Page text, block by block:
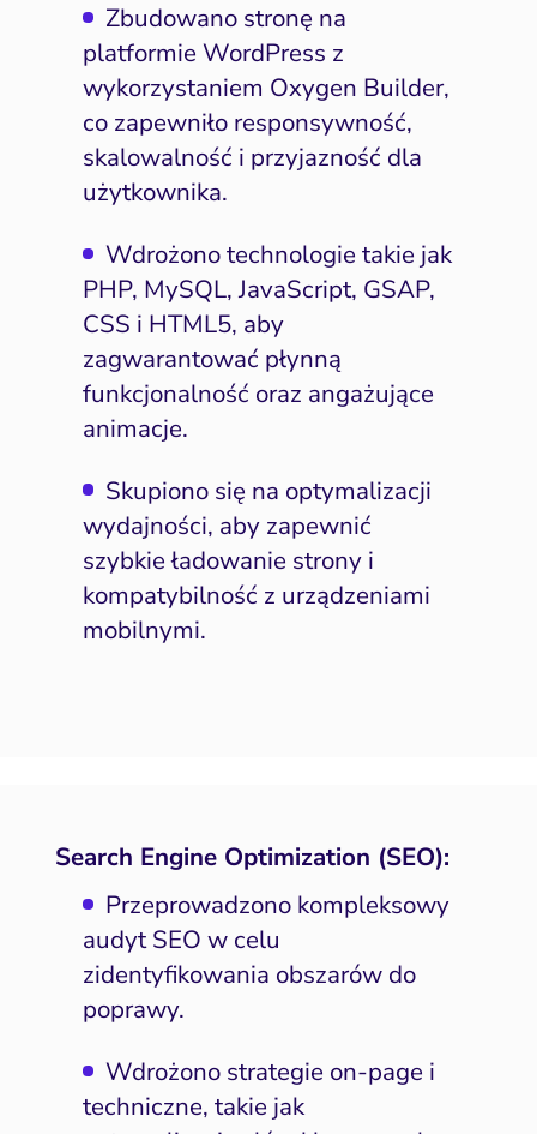
Zbudowano stronę na
platformie WordPress z
wykorzystaniem Oxygen Builder,
co zapewniło responsywność,
skalowalność i przyjazność dla
użytkownika.
Wdrożono technologie takie jak
PHP, MySQL, JavaScript, GSAP,
CSS i HTML5, aby
zagwarantować płynną
funkcjonalność oraz angażujące
animacje.
Skupiono się na optymalizacji
wydajności, aby zapewnić
szybkie ładowanie strony i
kompatybilność z urządzeniami
mobilnymi.
Search Engine Optimization (SEO):
Przeprowadzono kompleksowy
audyt SEO w celu
zidentyfikowania obszarów do
poprawy.
Wdrożono strategie on-page i
techniczne, takie jak